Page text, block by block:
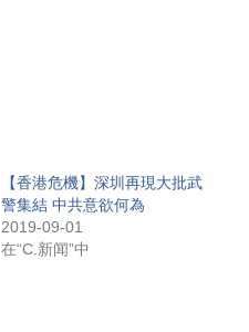
【香港危機】深圳再現大批武
警集結 中共意欲何為
2019-09-01
在“C.新闻”中